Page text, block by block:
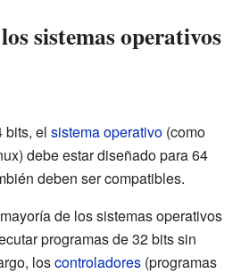
sistemas operativos
bits, el sistema operativo (como
debe estar diseñado para 64
deben ser compatibles.
de los sistemas operativos
programas de 32 bits sin
loscontroladores (programas